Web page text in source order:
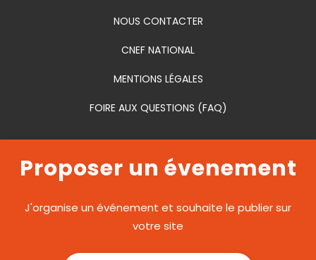
NOUS CONTACTER
CNEF NATIONAL
MENTIONS LÉGALES
FOIRE AUX QUESTIONS (FAQ)
Proposer un évenement
J'organise un événement et souhaite le publier sur
votre site